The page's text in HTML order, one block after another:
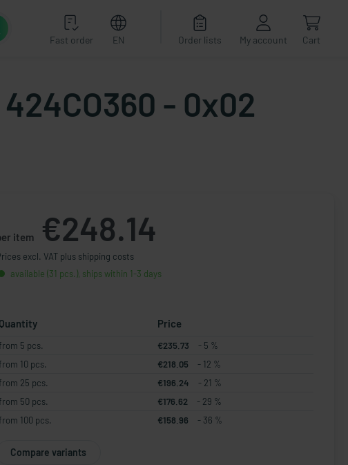
Fast order EN Order lists My account Cart
- 0x02
item €248.14
excl. VAT plus shipping costs
available (31 pcs.), ships within 1-3 days
Quantity Price
5 pcs. €235.73
- 5 %
10 pcs.
€218.05
- 12 %
25 pcs.
€196.24
- 21 %
50 pcs.
€176.62
- 29 %
100 pcs.
€158.96 - 36 %
Compare variants